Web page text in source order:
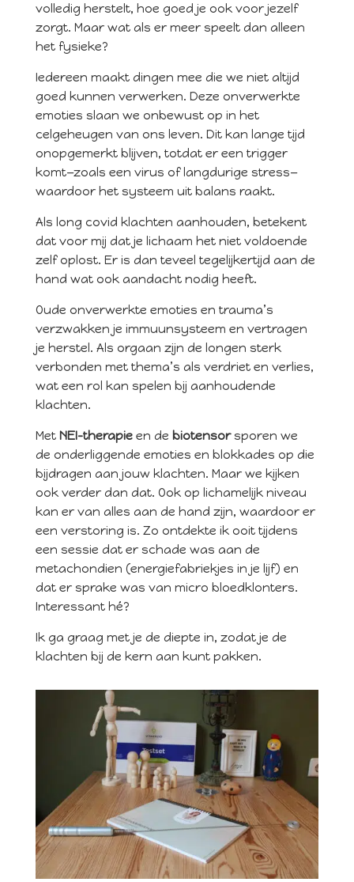
volledig herstelt, hoe goed je ook voor jezelf
zorgt. Maar wat als er meer speelt dan alleen
het fysieke?
Iedereen maakt dingen mee die we niet altijd
goed kunnen verwerken. Deze onverwerkte
emoties slaan we onbewust op in het
celgeheugen van ons leven. Dit kan lange tijd
onopgemerkt blijven, totdat er een trigger
komt—zoals een virus of langdurige stress—
waardoor het systeem uit balans raakt.
Als long covid klachten aanhouden, betekent
dat voor mij dat je lichaam het niet voldoende
zelf oplost. Er is dan teveel tegelijkertijd aan de
hand wat ook aandacht nodig heeft.
Oude onverwerkte emoties en trauma’s
verzwakken je immuunsysteem en vertragen
je herstel. Als orgaan zijn de longen sterk
verbonden met thema’s als verdriet en verlies,
wat een rol kan spelen bij aanhoudende
klachten.
Met NEI-therapieen de biotensorsporen we
de onderliggende emoties en blokkades op die
bijdragen aan jouw klachten. Maar we kijken
ook verder dan dat. Ook op lichamelijk niveau
kan er van alles aan de hand zijn, waardoor er
een verstoring is. Zo ontdekte ik ooit tijdens
een sessie dat er schade was aan de
metachondien (energiefabriekjes in je lijf) en
dat er sprake was van micro bloedklonters.
Interessant hé?
Ik ga graag met je de diepte in, zodat je de
klachten bij de kern aan kunt pakken.